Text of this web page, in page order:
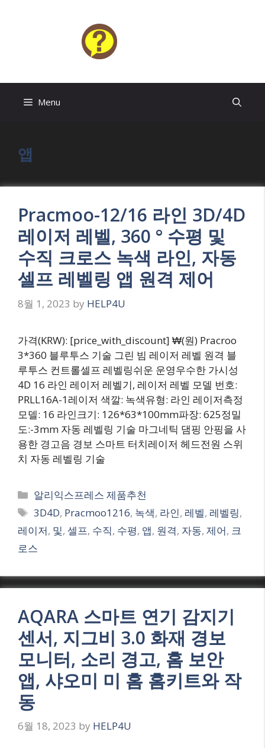
Menu
앱
Pracmoo-12/16 라인 3D/4D
레이저 레벨, 360 ° 수평 및
수직 크로스 녹색 라인, 자동
셀프 레벨링 앱 원격 제어
8월 1, 2023 by HELP4U
가격(KRW): [price_with_discount] ₩(원) Pracroo
3*360 블루투스 기술 그린 빔 레이저 레벨 원격 블
루투스 컨트롤셀프 레벨링쉬운 운영우수한 가시성
4D 16 라인 레이저 레벨기, 레이저 레벨 모델 번호:
PRLL16A-1레이저 색깔: 녹색유형: 라인 레이저측정
모델: 16 라인크기: 126*63*100mm파장: 625정밀
도:-3mm 자동 레벨링 기술 마그네틱 댐핑 안핑을 사
용한 경고음 경보 스마트 터치레이저 헤드전원 스위
치 자동 레벨링 기술
Categories
알리익스프레스 제품추천
Tags
3D4D, Pracmoo1216, 녹색, 라인, 레벨, 레벨링,
레이저, 및, 셀프, 수직, 수평, 앱, 원격, 자동, 제어, 크
로스
AQARA 스마트 연기 감지기
센서, 지그비 3.0 화재 경보
모니터, 소리 경고, 홈 보안
앱, 샤오미 미 홈 홈키트와 작
동
6월 18, 2023 by HELP4U